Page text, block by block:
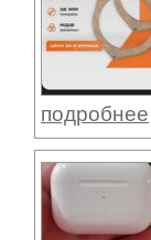
подробнее